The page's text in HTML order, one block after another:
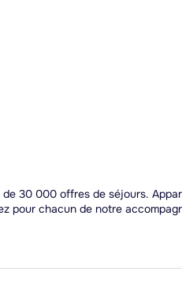
30 000 offres de séjours.
pour chacun de notre